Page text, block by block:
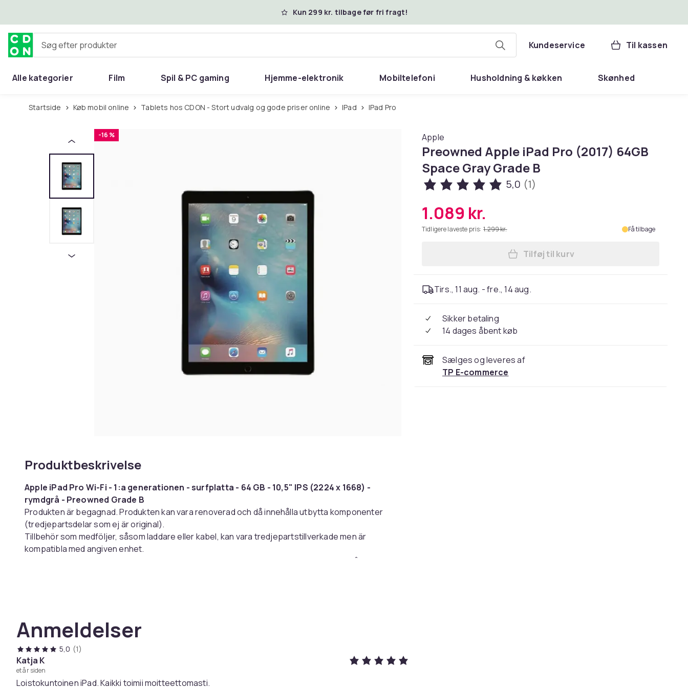
Kun 299 kr. tilbage før fri fragt!
Søg efter produkter Kundeservice Til kassen
Alle kategorier Film Spil & PC gaming Hjemme-elektronik Mobiltelefoni Husholdning & køkken Skønhed
Hjem & have
Startside Køb mobil online Tablets hos CDON - Stort udvalg og gode priser online iPad iPad Pro
-16 %
Produktbeskrivelse
Apple iPad Pro Wi-Fi - 1:a generationen - surfplatta - 64 GB - 10,5" IPS (2224 x 1668) -
rymdgrå - Preowned Grade B
Produkten är begagnad. Produkten kan vara renoverad och då innehålla utbytta komponenter
(tredjepartsdelar som ej är original).
Tillbehör som medföljer, såsom laddare eller kabel, kan vara tredjepartstillverkade men är
kompatibla med angiven enhet.
Enheten är funktionstestad och fungerar enligt specifikation, men kan avvika från
Produkttyp Surfplatta
Operativsystem Apple iOS
Bildskärm
Typ 10,5" IPS - LED-bakgrundsbelysning
Upplösning 2224 x 1668 (265 ppi)
Pekskärm Multi-Touch
Anmeldelser
5,0 (1)
Katja K
et år siden
Loistokuntoinen iPad. Kaikki toimii moitteettomasti.
Apple
Preowned Apple iPad Pro (2017) 64GB
Space Gray Grade B
5,0 (1)
1.089 kr.
Tidligere laveste pris: 1.299 kr. Få tilbage
Læg Preowned Apple iPad Pro
Tilføj til kurv
Tirs., 11 aug. - fre., 14 aug.
Sikker betaling
14 dages åbent køb
Sælges og leveres af
TP E-commerce